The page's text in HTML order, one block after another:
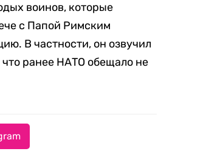
воинов, которые
с Папой Римским
В частности, он озвучил
ранее НАТО обещало не